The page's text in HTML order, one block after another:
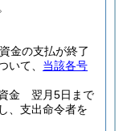
金の支払が終了
いて、 当該各号
金 翌月5日まで
、支出命令者を